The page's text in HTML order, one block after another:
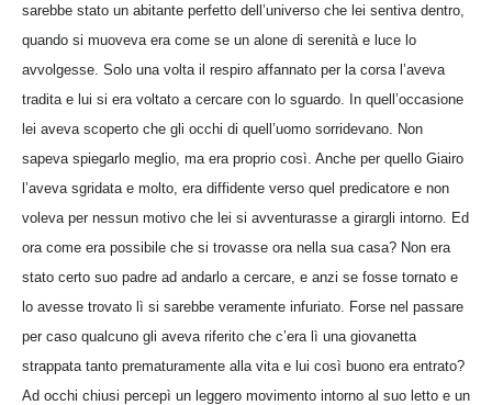
sarebbe stato un abitante perfetto dell’universo che lei sentiva dentro,
quando si muoveva era come se un alone di serenità e luce lo
avvolgesse. Solo una volta il respiro affannato per la corsa l’aveva
tradita e lui si era voltato a cercare con lo sguardo. In quell’occasione
lei aveva scoperto che gli occhi di quell’uomo sorridevano. Non
sapeva spiegarlo meglio, ma era proprio così. Anche per quello Giairo
l’aveva sgridata e molto, era diffidente verso quel predicatore e non
voleva per nessun motivo che lei si avventurasse a girargli intorno. Ed
ora come era possibile che si trovasse ora nella sua casa? Non era
stato certo suo padre ad andarlo a cercare, e anzi se fosse tornato e
lo avesse trovato lì si sarebbe veramente infuriato. Forse nel passare
per caso qualcuno gli aveva riferito che c’era lì una giovanetta
strappata tanto prematuramente alla vita e lui così buono era entrato?
Ad occhi chiusi percepì un leggero movimento intorno al suo letto e un